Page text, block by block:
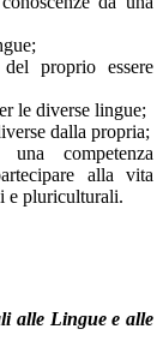
proprio essere
le diverse lingue;
dalla propria;
competenza
alla vita
e pluriculturali.
alle Lingue e alle